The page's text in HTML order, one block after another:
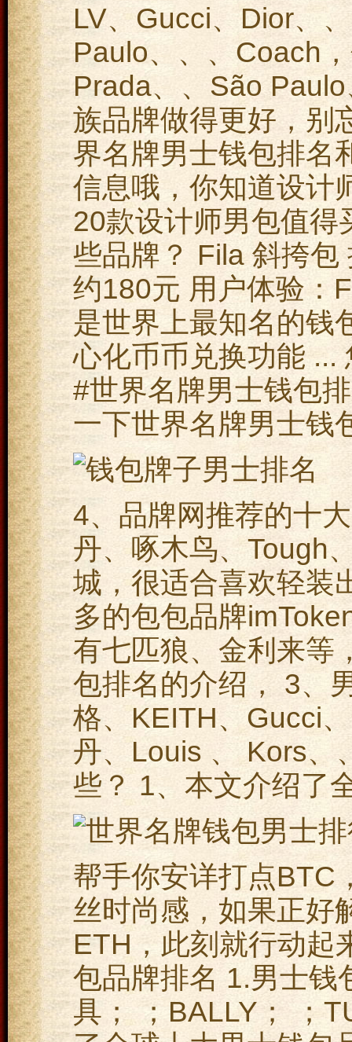
LV、Gucci、Dior、
Paulo、、、Coach
Prada、、São
族品牌做得更好，别
界名牌男士钱包排名
信息哦，你知道设计
20款设计师男包值得
些品牌？ Fila 斜挎包
约180元 用户体验：
是世界上最知名的钱
心化币币兑换功能 ...
#世界名牌男士钱包
一下世界名牌男士钱
4、品牌网推荐的十
丹、啄木鸟、Tough
城，很适合喜欢轻装
多的包包品牌
有七匹狼、金利来等
包排名的介绍， 3、
格、KEITH、Gucci
丹、Louis 、 Kors、
些？ 1、本文介绍了
帮手你安详打点BTC
丝时尚感，如果正好
ETH，此刻就行动起
包品牌排名 1.男士钱
具； ；BALLY； ；